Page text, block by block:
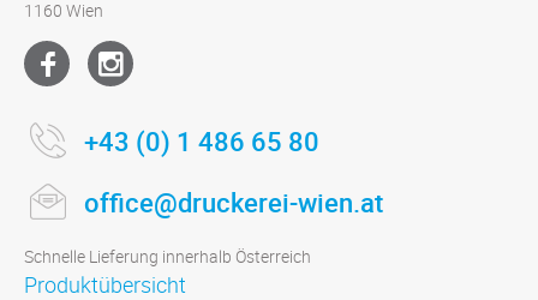
1160 Wien
+43 (0) 1 486 65 80
office@druckerei-wien.at
Schnelle Lieferung innerhalb Österreich
Produktübersicht